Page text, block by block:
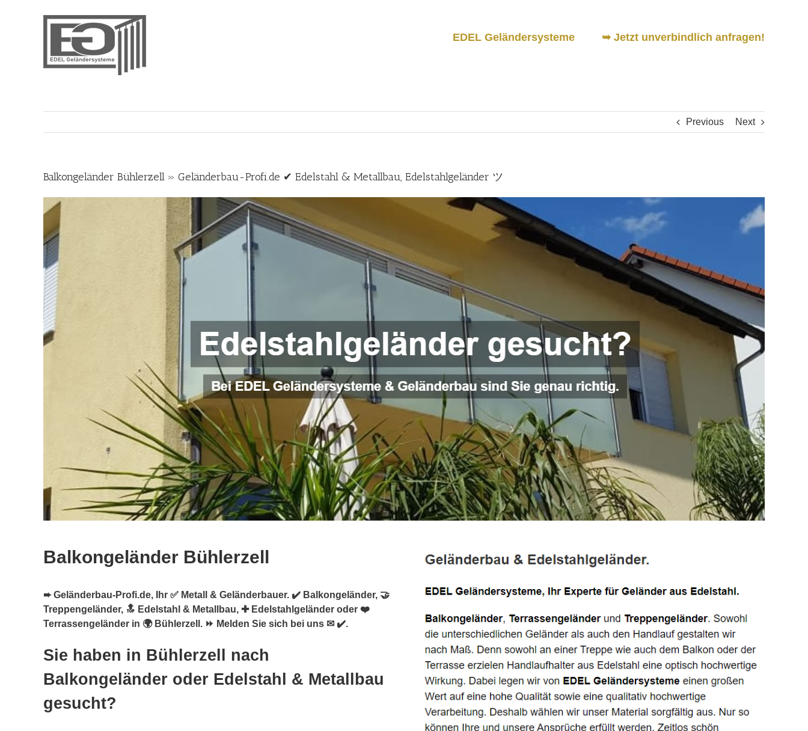
EDEL Geländersysteme ➥ Jetzt unverbindlich anfragen!
Previous Next
Balkongeländer Bühlerzell » Geländerbau-Profi.de ✔ Edelstahl & Metallbau, Edelstahlgeländer ツ
Balkongeländer Bühlerzell
➨ Geländerbau-Profi.de, Ihr ✅ Metall & Geländerbauer. ✔️ Balkongeländer, 🤝
Treppengeländer, 🔝 Edelstahl & Metallbau, ✚ Edelstahlgeländer oder ❤️
Terrassengeländer in 🌍 Bühlerzell. ⏩ Melden Sie sich bei uns ✉ ✔️.
Sie haben in Bühlerzell nach
Balkongeländer oder Edelstahl & Metallbau
gesucht?